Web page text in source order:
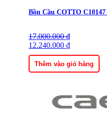
Bồn Cầu COTTO
17.000.000₫
Giá
gốc
là:
17.000.000 ₫.
12.240.000 ₫
Giá
hiện
tại
là:
12.240.000 ₫.
Thêm vào giỏ hàng